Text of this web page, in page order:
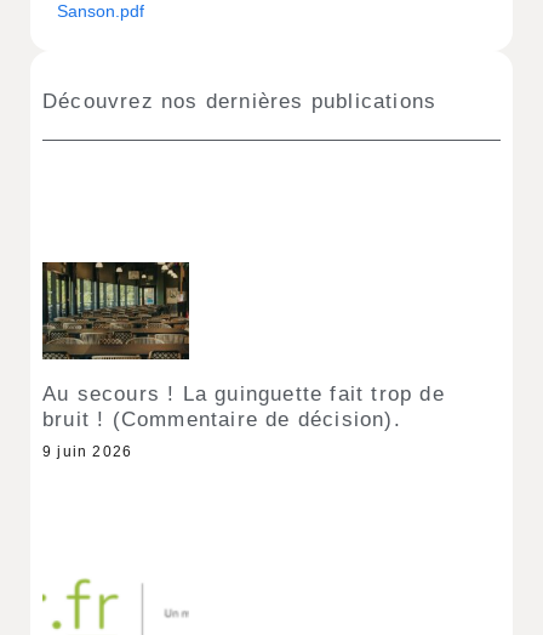
Sanson.pdf
Découvrez nos dernières publications
Au secours ! La guinguette fait trop de
bruit ! (Commentaire de décision).
9 juin 2026